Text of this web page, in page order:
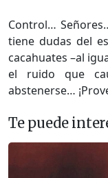
Control…
tiene dudas del
cacahuates –al
el ruido que
abstenerse…
Te puede